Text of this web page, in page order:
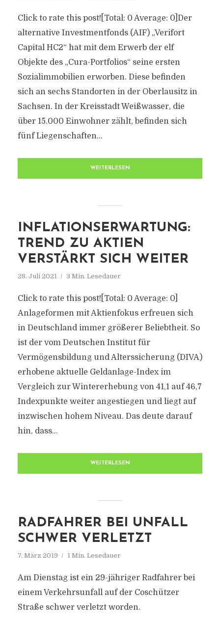
Click to rate this post![Total: 0 Average: 0]Der
alternative Investmentfonds (AIF) „Verifort
Capital HC2“ hat mit dem Erwerb der elf
Objekte des „Cura-Portfolios“ seine ersten
Sozialimmobilien erworben. Diese befinden
sich an sechs Standorten in der Oberlausitz in
Sachsen. In der Kreisstadt Weißwasser, die
über 15.000 Einwohner zählt, befinden sich
fünf Liegenschaften...
WEITERLESEN
INFLATIONSERWARTUNG:
TREND ZU AKTIEN
VERSTÄRKT SICH WEITER
28. Juli 2021 3 Min. Lesedauer
Click to rate this post![Total: 0 Average: 0]
Anlageformen mit Aktienfokus erfreuen sich
in Deutschland immer größerer Beliebtheit. So
ist der vom Deutschen Institut für
Vermögensbildung und Alterssicherung (DIVA)
erhobene aktuelle Geldanlage-Index im
Vergleich zur Wintererhebung von 41,1 auf 46,7
Indexpunkte weiter angestiegen und liegt auf
inzwischen hohem Niveau. Das deute darauf
hin, dass...
WEITERLESEN
RADFAHRER BEI UNFALL
SCHWER VERLETZT
7. März 2019 1 Min. Lesedauer
Am Dienstag ist ein 29-jähriger Radfahrer bei
einem Verkehrsunfall auf der Coschützer
Straße schwer verletzt worden.